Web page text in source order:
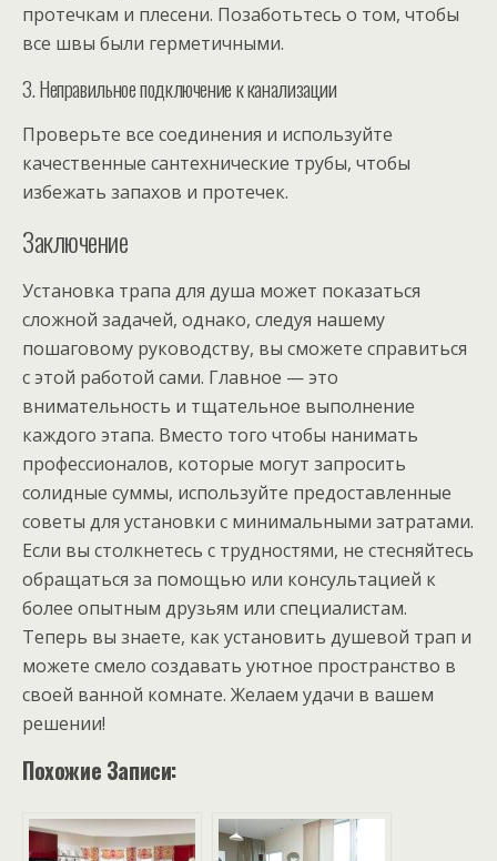
протечкам и плесени. Позаботьтесь о том, чтобы
все швы были герметичными.
3. Неправильное подключение к канализации
Проверьте все соединения и используйте
качественные сантехнические трубы, чтобы
избежать запахов и протечек.
Заключение
Установка трапа для душа может показаться
сложной задачей, однако, следуя нашему
пошаговому руководству, вы сможете справиться
с этой работой сами. Главное — это
внимательность и тщательное выполнение
каждого этапа. Вместо того чтобы нанимать
профессионалов, которые могут запросить
солидные суммы, используйте предоставленные
советы для установки с минимальными затратами.
Если вы столкнетесь с трудностями, не стесняйтесь
обращаться за помощью или консультацией к
более опытным друзьям или специалистам.
Теперь вы знаете, как установить душевой трап и
можете смело создавать уютное пространство в
своей ванной комнате. Желаем удачи в вашем
решении!
Похожие Записи: